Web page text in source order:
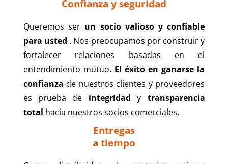
Confianza y seguridad
Queremos ser un socio valioso y confiable
para usted . Nos preocupamos por construir y
fortalecer relaciones basadas en el
entendimiento mutuo. El éxito en ganarse la
confianza de nuestros clientes y proveedores
es prueba de integridad y transparencia
total hacia nuestros socios comerciales.
Entregas
a tiempo